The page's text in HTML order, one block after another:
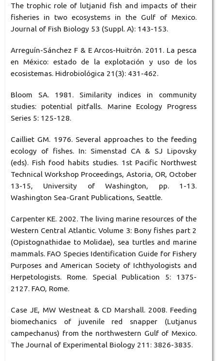
The trophic role of lutjanid fish and impacts of their
fisheries in two ecosystems in the Gulf of Mexico.
Journal of Fish Biology 53 (Suppl. A): 143-153.
Arreguín-Sánchez F & E Arcos-Huitrón. 2011. La pesca
en México: estado de la explotación y uso de los
ecosistemas. Hidrobiológica 21(3): 431-462.
Bloom SA. 1981. Similarity indices in community
studies: potential pitfalls. Marine Ecology Progress
Series 5: 125-128.
Cailliet GM. 1976. Several approaches to the feeding
ecology of fishes. In: Simenstad CA & SJ Lipovsky
(eds). Fish food habits studies. 1st Pacific Northwest
Technical Workshop Proceedings, Astoria, OR, October
13-15, University of Washington, pp. 1-13.
Washington Sea-Grant Publications, Seattle.
Carpenter KE. 2002. The living marine resources of the
Western Central Atlantic. Volume 3: Bony fishes part 2
(Opistognathidae to Molidae), sea turtles and marine
mammals. FAO Species Identification Guide for Fishery
Purposes and American Society of Ichthyologists and
Herpetologists. Rome. Special Publication 5: 1375-
2127. FAO, Rome.
Case JE, MW Westneat & CD Marshall. 2008. Feeding
biomechanics of juvenile red snapper (Lutjanus
campechanus) from the northwestern Gulf of Mexico.
The Journal of Experimental Biology 211: 3826-3835.